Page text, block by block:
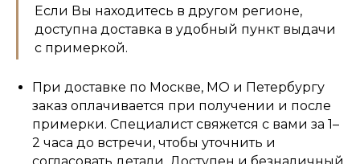
Если Вы находитесь в другом регионе,
доступна доставка в удобный пункт выдачи
с примеркой.
При доставке по Москве, МО и Петербургу
заказ оплачивается при получении и после
примерки. Специалист свяжется с вами за 1–
2 часа до встречи, чтобы уточнить и
согласовать детали. Доступен и безналичный